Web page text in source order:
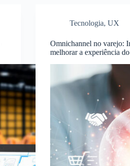
Tecnologia, UX
Omnichannel no varejo:
melhorar a experiência